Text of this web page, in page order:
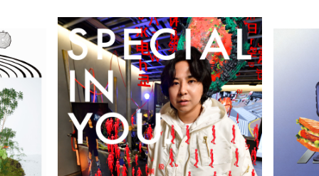
ニュース
レストラン・カフェ
TAX FREE
PARCOメンバーズ
한국어
ภาษาไทย